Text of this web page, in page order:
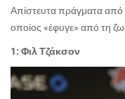
Απίστευτα πράγματα από
οποίος «έφυγε» από τη
1: Φιλ Τζάκσον